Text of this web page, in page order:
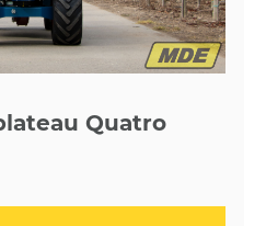
Quatro